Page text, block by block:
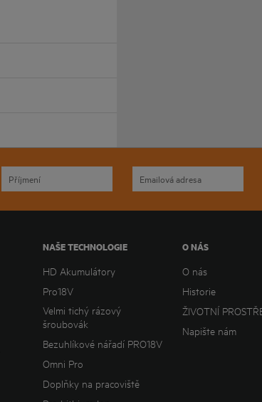
NAŠE TECHNOLOGIE
HD Akumulátory
Pro18V
Velmi tichý rázový
šroubovák
Bezuhlíkové nářadí PRO18V
Omni Pro
Doplňky na pracoviště
O NÁS
O nás
Historie
ŽIVOTNÍ
Napište nám